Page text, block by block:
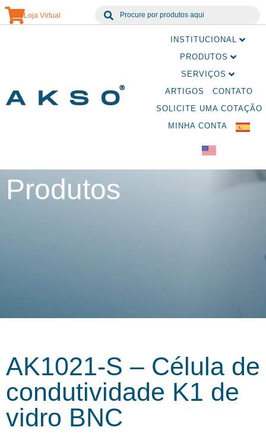
Loja Virtual
INSTITUCIONAL
PRODUTOS
SERVIÇOS
ARTIGOS
CONTATO
SOLICITE UMA COTAÇÃO
MINHA CONTA
Produtos
AK1021-S – Célula de
condutividade K1 de
vidro BNC